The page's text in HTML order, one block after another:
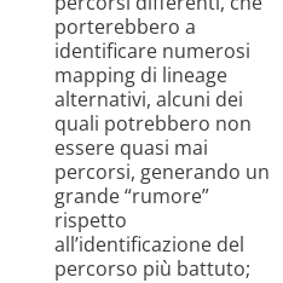
porterebbero a
identificare numerosi
mapping di lineage
alternativi, alcuni dei
quali potrebbero non
essere quasi mai
percorsi, generando un
grande “rumore”
rispetto
all’identificazione del
percorso più battuto;